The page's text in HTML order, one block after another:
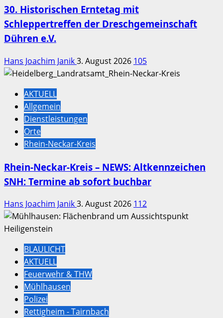
30. Historischen Erntetag mit
Schleppertreffen der Dreschgemeinschaft
Dühren e.V.
Hans Joachim Janik3. August 2026 105
AKTUELL
Allgemein
Dienstleistungen
Orte
Rhein-Neckar-Kreis
Rhein-Neckar-Kreis – NEWS: Altkennzeichen
SNH: Termine ab sofort buchbar
Hans Joachim Janik3. August 2026 112
BLAULICHT
AKTUELL
Feuerwehr & THW
Mühlhausen
Polizei
Rettigheim - Tairnbach